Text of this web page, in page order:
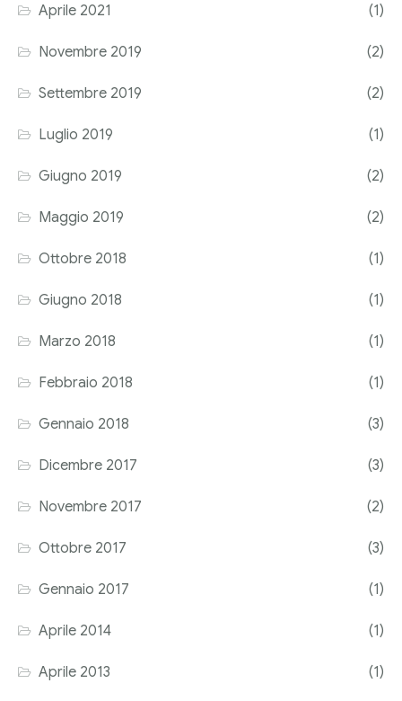
Aprile 2021 (1)
Novembre 2019 (2)
Settembre 2019 (2)
Luglio 2019 (1)
Giugno 2019 (2)
Maggio 2019 (2)
Ottobre 2018 (1)
Giugno 2018 (1)
Marzo 2018 (1)
Febbraio 2018 (1)
Gennaio 2018 (3)
Dicembre 2017 (3)
Novembre 2017 (2)
Ottobre 2017 (3)
Gennaio 2017 (1)
Aprile 2014 (1)
Aprile 2013 (1)